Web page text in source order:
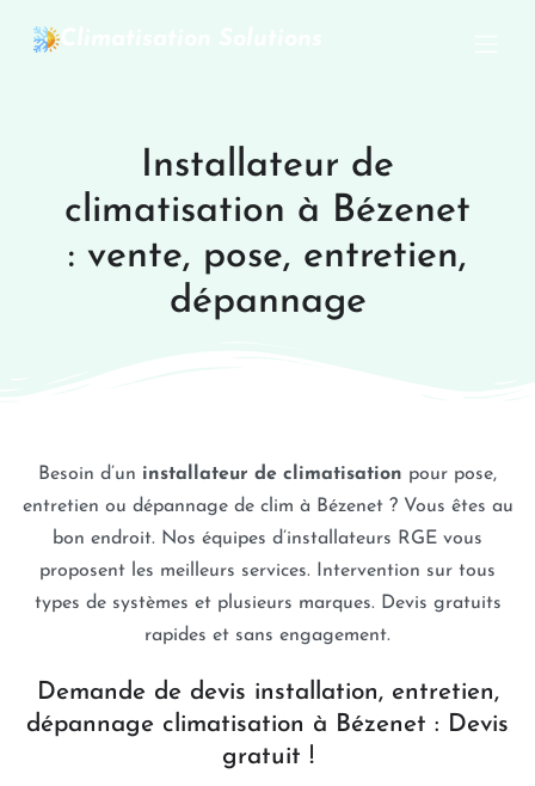
Installateur de
climatisation à Bézenet
: vente, pose, entretien,
dépannage
Besoin d’un installateur de climatisation pour pose,
entretien ou dépannage de clim à Bézenet ? Vous êtes au
bon endroit. Nos équipes d’installateurs RGE vous
proposent les meilleurs services. Intervention sur tous
types de systèmes et plusieurs marques. Devis gratuits
rapides et sans engagement.
Demande de devis installation, entretien,
dépannage climatisation à Bézenet : Devis
gratuit !